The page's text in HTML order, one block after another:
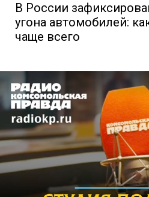
В России
угона автомобилей:
чаще всего